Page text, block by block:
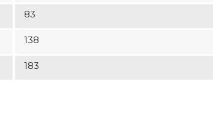
83
138
183